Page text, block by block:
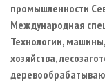
БИОЭНЕРГЕТИКА
ЦБП
ИНСТРУМЕНТ И
RUSSIAN
ГАЗЕТА
БИБЛИОТЕКА
промышленности
Международная
Технологии,
хозяйства,